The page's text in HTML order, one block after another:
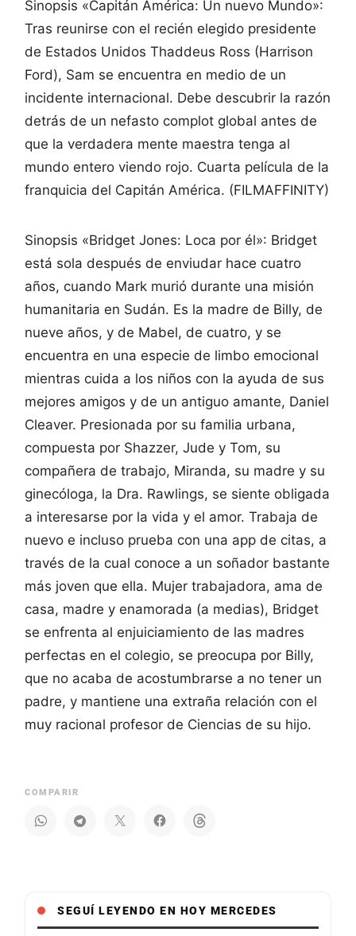
Sinopsis «Capitán América: Un nuevo Mundo»:
Tras reunirse con el recién elegido presidente
de Estados Unidos Thaddeus Ross (Harrison
Ford), Sam se encuentra en medio de un
incidente internacional. Debe descubrir la razón
detrás de un nefasto complot global antes de
que la verdadera mente maestra tenga al
mundo entero viendo rojo. Cuarta película de la
franquicia del Capitán América. (FILMAFFINITY)
Sinopsis «Bridget Jones: Loca por él»: Bridget
está sola después de enviudar hace cuatro
años, cuando Mark murió durante una misión
humanitaria en Sudán. Es la madre de Billy, de
nueve años, y de Mabel, de cuatro, y se
encuentra en una especie de limbo emocional
mientras cuida a los niños con la ayuda de sus
mejores amigos y de un antiguo amante, Daniel
Cleaver. Presionada por su familia urbana,
compuesta por Shazzer, Jude y Tom, su
compañera de trabajo, Miranda, su madre y su
ginecóloga, la Dra. Rawlings, se siente obligada
a interesarse por la vida y el amor. Trabaja de
nuevo e incluso prueba con una app de citas, a
través de la cual conoce a un soñador bastante
más joven que ella. Mujer trabajadora, ama de
casa, madre y enamorada (a medias), Bridget
se enfrenta al enjuiciamiento de las madres
perfectas en el colegio, se preocupa por Billy,
que no acaba de acostumbrarse a no tener un
padre, y mantiene una extraña relación con el
muy racional profesor de Ciencias de su hijo.
COMPARIR
SEGUÍ LEYENDO EN HOY MERCEDES